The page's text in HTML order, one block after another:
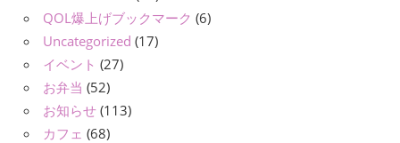
QOL爆上げブックマーク (6)
Uncategorized (17)
イベント (27)
お弁当 (52)
お知らせ (113)
カフェ (68)